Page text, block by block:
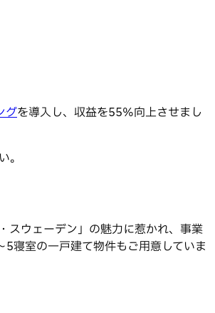
グを導入し、収益を55%向上させまし
。
スウェーデン」の魅力に惹かれ、事業
寝室の一戸建て物件もご用意していま